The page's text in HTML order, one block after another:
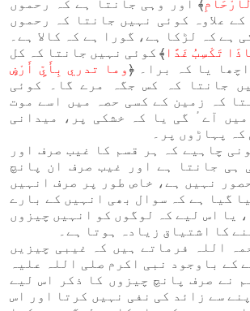
﴾ اور وہی جانتا ہے کہ رحموں
علاوہ کوئی نہیں جانتا کہ رحموں
ہے کہ لڑکا ہے، گورا ہے کہ کالا ہے۔
تَكْسِبُ غَدًا ﴾ کوئی نہیں جانتا کہ کل
یا کہ برا۔ ﴿ وما تدري بِأَيِّ أَرْضٍ
جانتا کہ کس جگہ مرے گا۔ کوئی
کہ زمین کے کسی حصہ میں اسے موت
آےٴ گی یا کہ خشکی پر، میدانی
کہ پہاڑوں پر۔
چاہیے کہ ہر قسم کا غیب صرف اور
ہی جانتا ہے اور غیب صرف ان پانچ
نہیں ہے، خاص طور پر صرف انہیں
گیا ہے کہ سوال بھی انہیں کے بارے
یا اس لیے کہ لوگوں کو انہیں چیزوں
کا اشتیاق زیادہ ہوتا ہے۔
اللہ فرماتے ہیں کہ غیبی چیزیں
کے باوجود نبی اکرم صلی اللہ علیہ
نے صرف پانچ چیزوں کا ذکر اس لیے
سے زائد کی نفی نہیں کرتا اور اس